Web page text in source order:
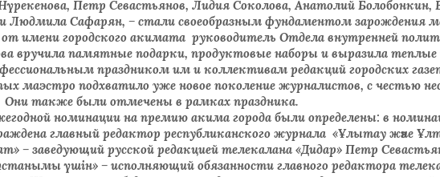
Петр Севастьянов, Лидия Соколова, Анатолий Болобонкин,
Людмила Сафарян, – стали своеобразным фундаментом зарождения
имени городского акимата руководитель Отдела внутренней
вручила памятные подарки, продуктовые наборы и выразила теплые
праздником им и коллективам редакций городских
маэстро подхватило уже новое поколение журналистов, с честью
также были отмечены в рамках праздника.
номинации на премию акима города были определены: в
главный редактор республиканского журнала «Ұлытау және
– заведующий русской редакцией телекалана «Дидар» Петр
үшін» – исполняющий обязанности главного редактора